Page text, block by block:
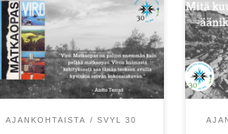
Suomen Viro-yhdistysten liiton
uusin äänikirja vie kuulijansa
matkalle 30 vuoden takaiseen
Viroon!
AJANKOHTAISTA SVYL 30